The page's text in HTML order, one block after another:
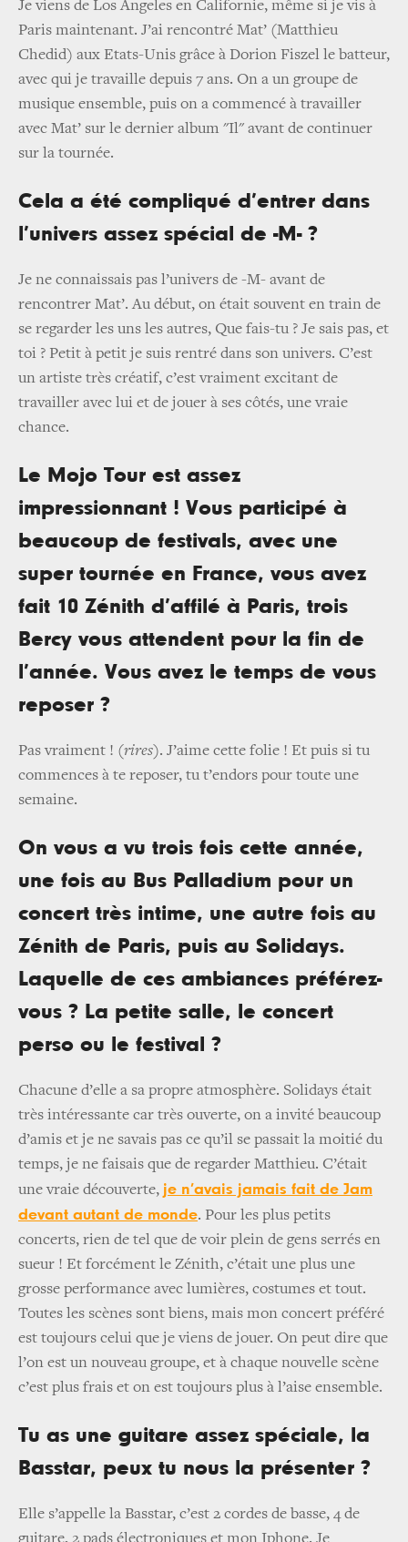
Je viens de Los Angeles en Californie, même si je vis à
Paris maintenant. J’ai rencontré Mat’ (Matthieu
Chedid) aux Etats-Unis grâce à Dorion Fiszel le batteur,
avec qui je travaille depuis 7 ans. On a un groupe de
musique ensemble, puis on a commencé à travailler
avec Mat’ sur le dernier album "Il" avant de continuer
sur la tournée.
Cela a été compliqué d’entrer dans
l’univers assez spécial de -M- ?
Je ne connaissais pas l’univers de -M- avant de
rencontrer Mat’. Au début, on était souvent en train de
se regarder les uns les autres, Que fais-tu ? Je sais pas, et
toi ? Petit à petit je suis rentré dans son univers. C’est
un artiste très créatif, c’est vraiment excitant de
travailler avec lui et de jouer à ses côtés, une vraie
chance.
Le Mojo Tour est assez
impressionnant ! Vous participé à
beaucoup de festivals, avec une
super tournée en France, vous avez
fait 10 Zénith d’affilé à Paris, trois
Bercy vous attendent pour la fin de
l’année. Vous avez le temps de vous
reposer ?
Pas vraiment ! (rires). J’aime cette folie ! Et puis si tu
commences à te reposer, tu t’endors pour toute une
semaine.
On vous a vu trois fois cette année,
une fois au Bus Palladium pour un
concert très intime, une autre fois au
Zénith de Paris, puis au Solidays.
Laquelle de ces ambiances préférez-
vous ? La petite salle, le concert
perso ou le festival ?
Chacune d’elle a sa propre atmosphère. Solidays était
très intéressante car très ouverte, on a invité beaucoup
d’amis et je ne savais pas ce qu’il se passait la moitié du
temps, je ne faisais que de regarder Matthieu. C’était
une vraie découverte, je n’avais jamais fait de Jam
devant autant de monde. Pour les plus petits
concerts, rien de tel que de voir plein de gens serrés en
sueur ! Et forcément le Zénith, c’était une plus une
grosse performance avec lumières, costumes et tout.
Toutes les scènes sont biens, mais mon concert préféré
est toujours celui que je viens de jouer. On peut dire que
l’on est un nouveau groupe, et à chaque nouvelle scène
c’est plus frais et on est toujours plus à l’aise ensemble.
Tu as une guitare assez spéciale, la
Basstar, peux tu nous la présenter ?
Elle s’appelle la Basstar, c’est 2 cordes de basse, 4 de